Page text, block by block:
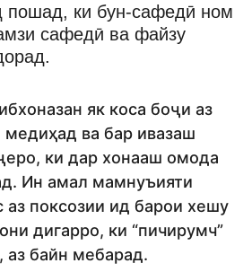
пошад, ки бун-сафедӣ ном
сафедӣ ва файзу
як коса боҷи аз
ва бар ивазаш
ки дар хонааш омода
Ин амал мамнуъияти
аз поксозии ид барои хешу
дигарро, ки “пичирумч”
байн мебарад.